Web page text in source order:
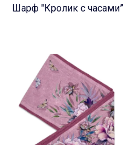
Шарф "Кролик с часами”